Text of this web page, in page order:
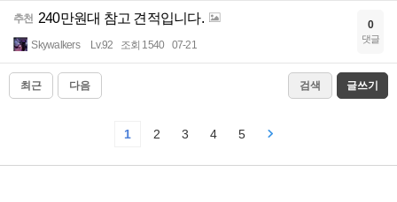
추천 240만원대 참고 견적입니다.
Skywalkers Lv.92 조회 1540 07-21
0
댓글
최근 다음 검색 글쓰기
1 2 3 4 5